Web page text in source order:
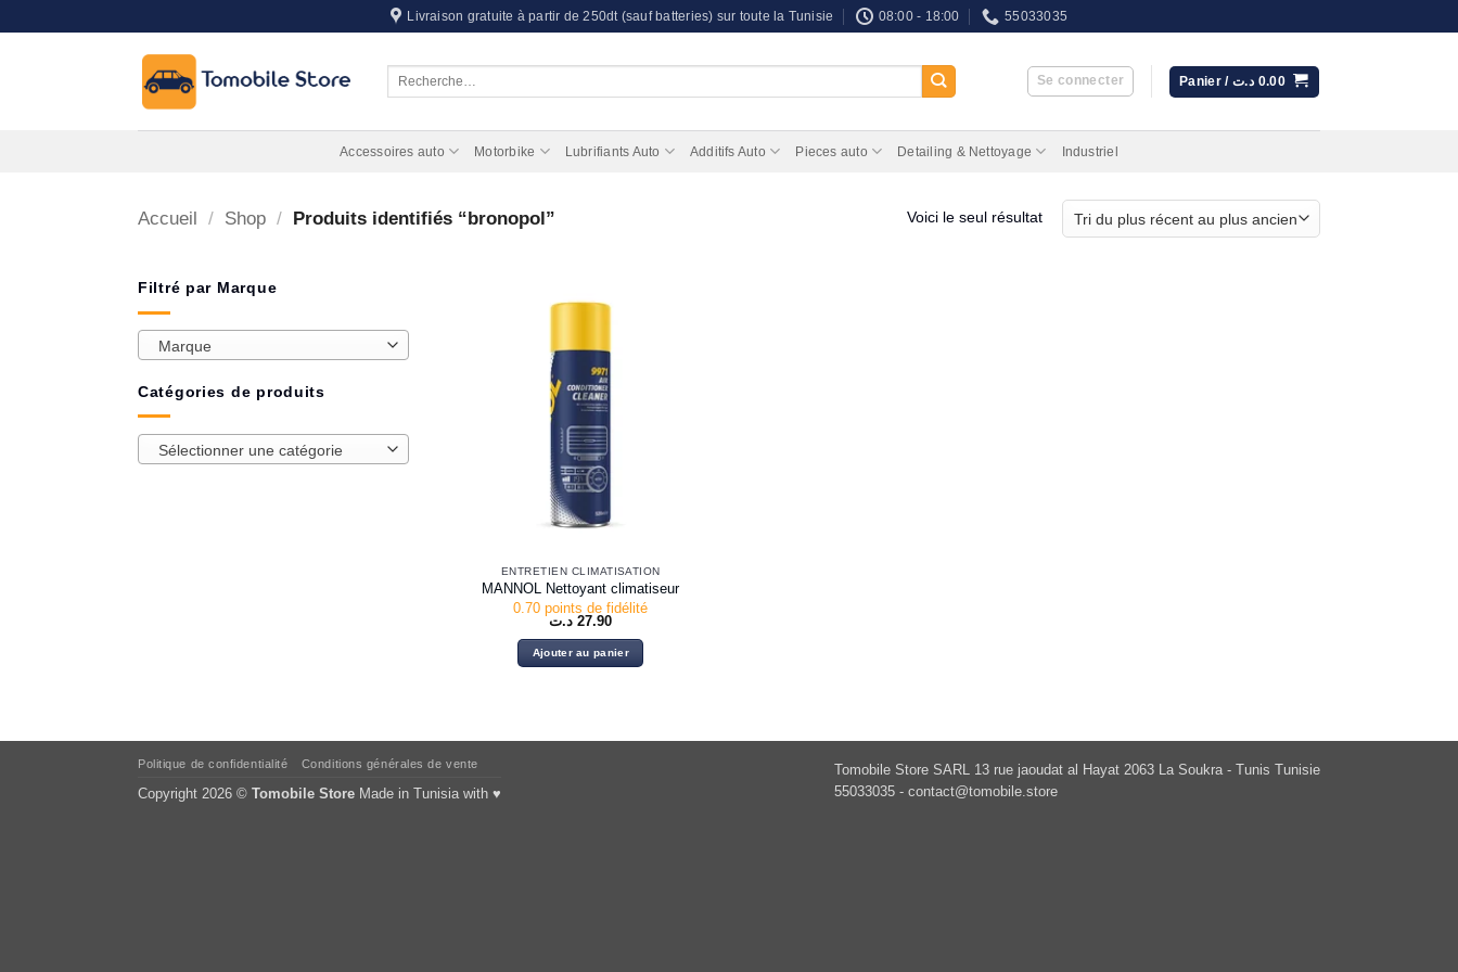
au
Livraison gratuite à partir de 250dt (sauf batteries) sur toute la Tunisie 08:00 - 18:00 55033035
Se connecter Panier / 0.00 د.ت
Accessoires auto Motorbike Lubrifiants Auto Additifs Auto Pieces auto Detailing & Nettoyage Industriel
Accueil / Shop / Produits identifiés “bronopol” Voici le seul résultat
Filtré par Marque
Marque
Catégories de produits
Sélectionner une catégorie
ENTRETIEN CLIMATISATION
MANNOL Nettoyant climatiseur
0.70 points de fidélité
27.90 د.ت
Ajouter au panier
Tomobile Store SARL 13 rue jaoudat al Hayat 2063 La Soukra - Tunis Tunisie
55033035 - contact@tomobile.store
Politique de confidentialité Conditions générales de vente
Copyright 2026 © Tomobile Store Made in Tunisia with ♥